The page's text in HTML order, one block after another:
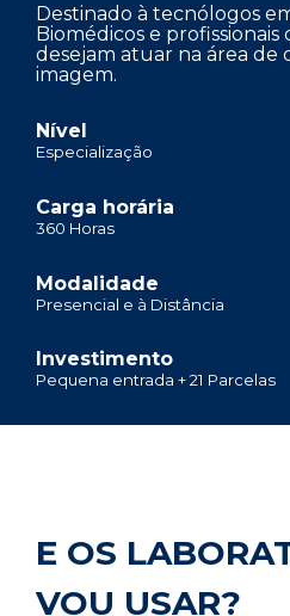
Destinado à tecnólogos
Biomédicos e profissionais
desejam atuar na área de
imagem.
Nível
Especialização
Carga horária
360 Horas
Modalidade
Presencial e à Distância
Investimento
Pequena entrada + 21 Parcelas
E OS
VOU USAR?